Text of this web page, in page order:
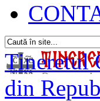
Tineretul
din